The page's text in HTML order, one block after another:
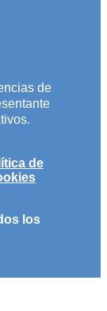
de
de
los